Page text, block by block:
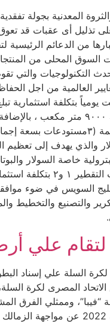
المعدنية بجولة
أى عقبات قد تعوق
من الدعائم
السوق المحلى من
التكنولوجيات والتي
العالمية من اجل
قامت بتصميمه وتنفيذه شركتى إنبى وبتروجت ، ومشروع إنشاء
يهدف إلى تعظيم
خاصة السولار
السويس في ضوء
والتصنيع والتخطيط
لتقام علي
لكرة السلة علي إسناد
المصرى لكرة
وممثلي الفرق
حسام ميدو نجم منتخب مصر ونادي الزمالك السابق و الذى قام